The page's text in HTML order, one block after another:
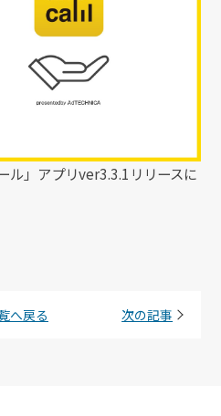
ル」アプリver3.3.1リリースに
へ戻る 次の記事